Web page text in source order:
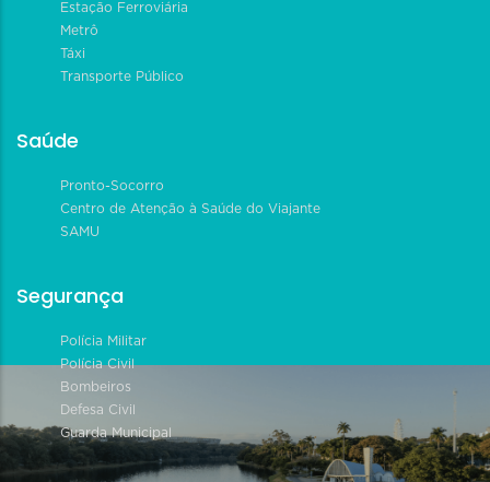
Estação Ferroviária
Metrô
Táxi
Transporte Público
Saúde
Pronto-Socorro
Centro de Atenção à Saúde do Viajante
SAMU
Segurança
Polícia Militar
Polícia Civil
Bombeiros
Defesa Civil
Guarda Municipal